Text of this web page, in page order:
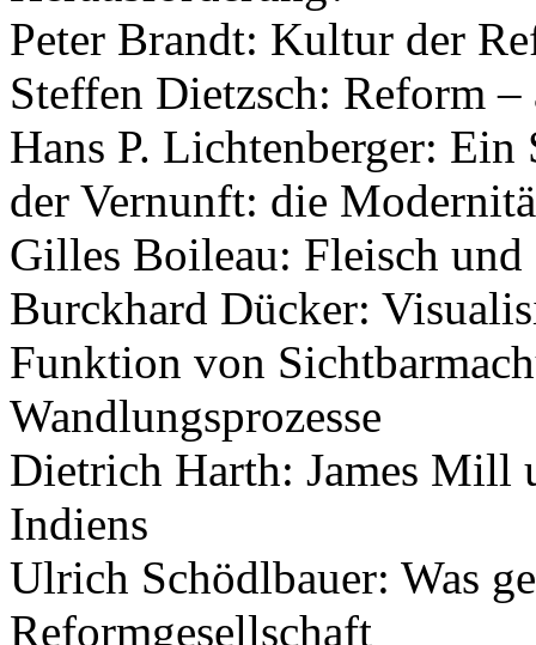
Peter Brandt: Kultur der
Steffen Dietzsch: Reform
Hans P. Lichtenberger:
der Vernunft: die
Gilles Boileau: Fleisch und
Burckhard Dücker:
Funktion von
Wandlungsprozesse
Dietrich Harth: James Mill
Indiens
Ulrich Schödlbauer: Was
Reformgesellschaft